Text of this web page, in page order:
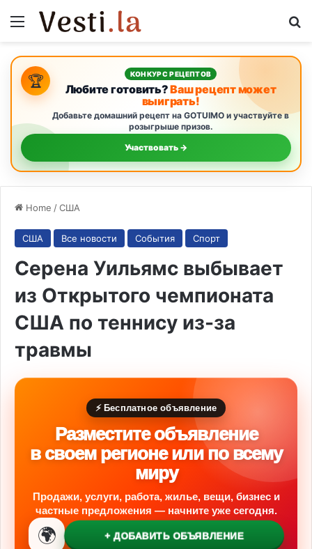
Menu
🏆 КОНКУРС РЕЦЕПТОВ
Любите готовить?Ваш рецепт может
выиграть!
Добавьте домашний рецепт на GOTUIMO и участвуйте в
розыгрыше призов.
Участвовать →
Home /США
США Все новости События Спорт
Серена Уильямс выбывает
из Открытого чемпионата
США по теннису из-за
травмы
⚡ Бесплатное объявление
Разместите объявление
в своем регионе или по всему
миру
Продажи, услуги, работа, жилье, вещи, бизнес и
частные предложения — начните уже сегодня.
🌍 + ДОБАВИТЬ ОБЪЯВЛЕНИЕ